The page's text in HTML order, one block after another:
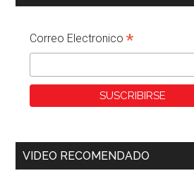
Correo Electronico*
VIDEO RECOMENDADO